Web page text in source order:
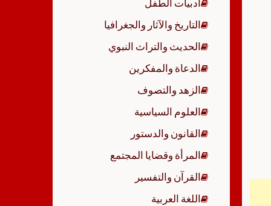
أدبيات الطفل
التاريخ والآثار والجغرافيا
الحديث والتراث النبوي
الدعاة والمفكرين
الزهد والتصوف
العلوم السياسية
القانون والدستور
المرأة وقضايا المجتمع
القرآن والتفسير
اللغة العربية